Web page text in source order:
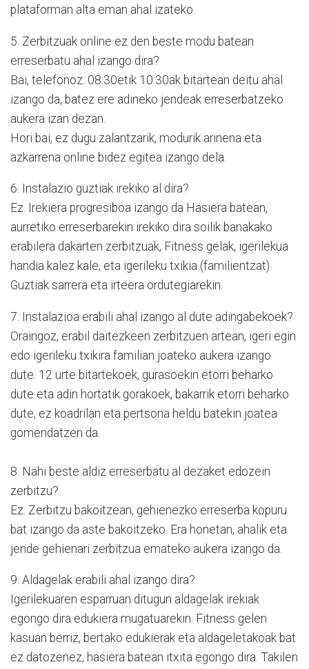
plataforman alta eman ahal izateko.
5. Zerbitzuak online ez den beste modu batean
erreserbatu ahal izango dira?
Bai, telefonoz. 08:30etik 10:30ak bitartean deitu ahal
izango da, batez ere adineko jendeak erreserbatzeko
aukera izan dezan.
Hori bai, ez dugu zalantzarik, modurik arinena eta
azkarrena online bidez egitea izango dela.
6. Instalazio guztiak irekiko al dira?
Ez. Irekiera progresiboa izango da Hasiera batean,
aurretiko erreserbarekin irekiko dira soilik banakako
erabilera dakarten zerbitzuak, Fitness gelak, igerilekua
handia kalez kale, eta igerileku txikia (familientzat).
Guztiak sarrera eta irteera ordutegiarekin.
7. Instalazioa erabili ahal izango al dute adingabekoek?
Oraingoz, erabil daitezkeen zerbitzuen artean, igeri egin
edo igerileku txikira familian joateko aukera izango
dute. 12 urte bitartekoek, gurasoekin etorri beharko
dute eta adin hortatik gorakoek, bakarrik etorri beharko
dute, ez koadrilan eta pertsona heldu batekin joatea
gomendatzen da.
8. Nahi beste aldiz erreserbatu al dezaket edozein
zerbitzu?
Ez. Zerbitzu bakoitzean, gehienezko erreserba kopuru
bat izango da aste bakoitzeko. Era honetan, ahalik eta
jende gehienari zerbitzua emateko aukera izango da.
9. Aldagelak erabili ahal izango dira?
Igerilekuaren esparruan ditugun aldagelak irekiak
egongo dira edukiera mugatuarekin. Fitness gelen
kasuan berriz, bertako edukierak eta aldageletakoak bat
ez datozenez, hasiera batean itxita egongo dira. Takilen